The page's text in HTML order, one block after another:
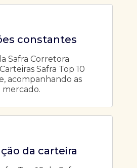
constantes
Safra Corretora
Safra Top 10
acompanhando as
mercado.
da carteira